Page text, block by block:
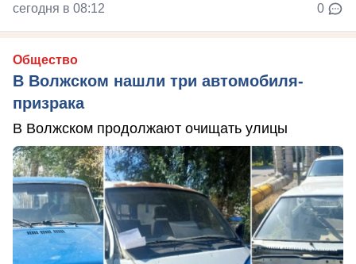
сегодня в 08:12 0
Общество
В Волжском нашли три автомобиля-
призрака
В Волжском продолжают очищать улицы